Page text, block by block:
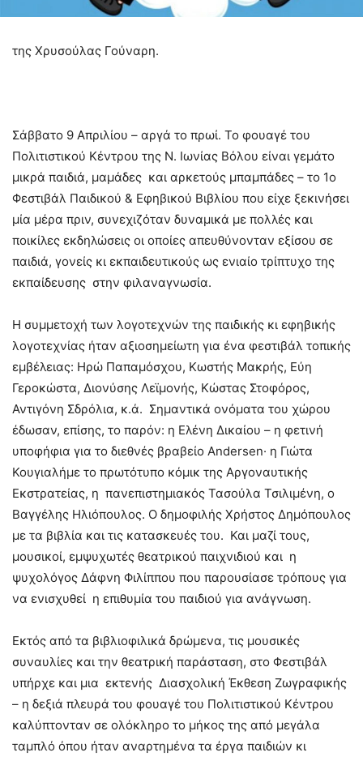
της Χρυσούλας Γούναρη.
Σάββατο 9 Απριλίου – αργά το πρωί. Το φουαγέ του
Πολιτιστικού Κέντρου της Ν. Ιωνίας Βόλου είναι γεμάτο
μικρά παιδιά, μαμάδες και αρκετούς μπαμπάδες – το 1ο
Φεστιβάλ Παιδικού & Εφηβικού Βιβλίου που είχε ξεκινήσει
μία μέρα πριν, συνεχιζόταν δυναμικά με πολλές και
ποικίλες εκδηλώσεις οι οποίες απευθύνονταν εξίσου σε
παιδιά, γονείς κι εκπαιδευτικούς ως ενιαίο τρίπτυχο της
εκπαίδευσης στην φιλαναγνωσία.
Η συμμετοχή των λογοτεχνών της παιδικής κι εφηβικής
λογοτεχνίας ήταν αξιοσημείωτη για ένα φεστιβάλ τοπικής
εμβέλειας: Ηρώ Παπαμόσχου, Κωστής Μακρής, Εύη
Γεροκώστα, Διονύσης Λεϊμονής, Κώστας Στοφόρος,
Αντιγόνη Σδρόλια, κ.ά. Σημαντικά ονόματα του χώρου
έδωσαν, επίσης, το παρόν: η Ελένη Δικαίου – η φετινή
υποφήφια για το διεθνές βραβείο Andersen· η Γιώτα
Κουγιαλήμε το πρωτότυπο κόμικ της Αργοναυτικής
Εκστρατείας, η πανεπιστημιακός Τασούλα Τσιλιμένη, ο
Βαγγέλης Ηλιόπουλος. Ο δημοφιλής Χρήστος Δημόπουλος
με τα βιβλία και τις κατασκευές του. Και μαζί τους,
μουσικοί, εμψυχωτές θεατρικού παιχνιδιού και η
ψυχολόγος Δάφνη Φιλίππου που παρουσίασε τρόπους για
να ενισχυθεί η επιθυμία του παιδιού για ανάγνωση.
Εκτός από τα βιβλιοφιλικά δρώμενα, τις μουσικές
συναυλίες και την θεατρική παράσταση, στο Φεστιβάλ
υπήρχε και μια εκτενής Διασχολική Έκθεση Ζωγραφικής
– η δεξιά πλευρά του φουαγέ του Πολιτιστικού Κέντρου
καλύπτονταν σε ολόκληρο το μήκος της από μεγάλα
ταμπλό όπου ήταν αναρτημένα τα έργα παιδιών κι